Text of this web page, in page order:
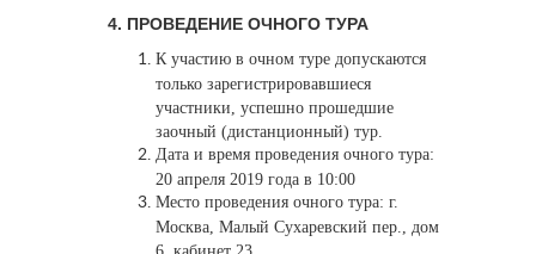
​4. ПРОВЕДЕНИЕ ОЧНОГО ТУРА
К участию в очном туре допускаются
только зарегистрировавшиеся
участники, успешно прошедшие
заочный (дистанционный) тур.
Дата и время проведения очного тура:
20 апреля 2019 года в 10:00
Место проведения очного тура: г.
Москва, Малый Сухаревский пер., дом
6, кабинет 23